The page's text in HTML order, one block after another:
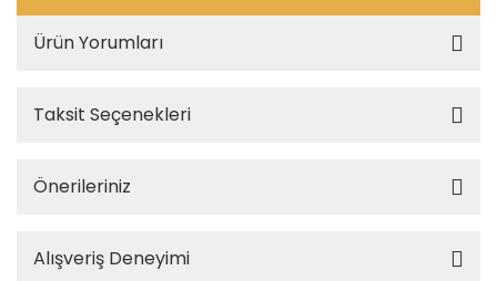
Ürün Yorumları
Taksit Seçenekleri
Önerileriniz
Alışveriş Deneyimi